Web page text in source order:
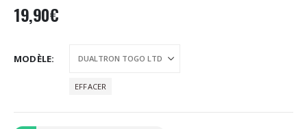
19,90€
MODÈLE
EFFACER